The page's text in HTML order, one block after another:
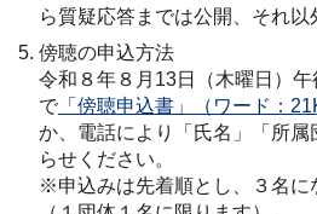
ら質疑応答までは公開、それ以
傍聴の申込方法
令和８年８月13日（木曜日）
で 「傍聴申込書」（ワード：
か、電話により「氏名」「所
らせください。
※申込みは先着順とし、３名に